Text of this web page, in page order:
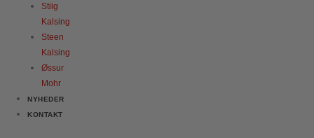
Stiig
Kalsing
Steen
Kalsing
Øssur
Mohr
NYHEDER
KONTAKT